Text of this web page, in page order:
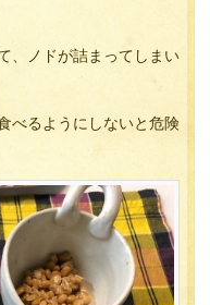
、ノドが詰まってしまい
べるようにしないと危険